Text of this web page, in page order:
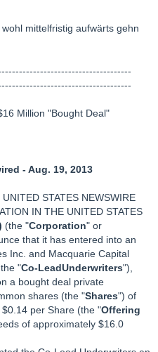
mittelfristig aufwärts gehn
Million "Bought Deal"
- Aug. 19, 2013
STATES NEWSWIRE
IN THE UNITED STATES
(the "Corporation" or
that it has entered into an
Inc. and Macquarie Capital
"Co-LeadUnderwriters"),
a bought deal private
shares (the "Shares") of
per Share (the "Offering
of approximately $16.0